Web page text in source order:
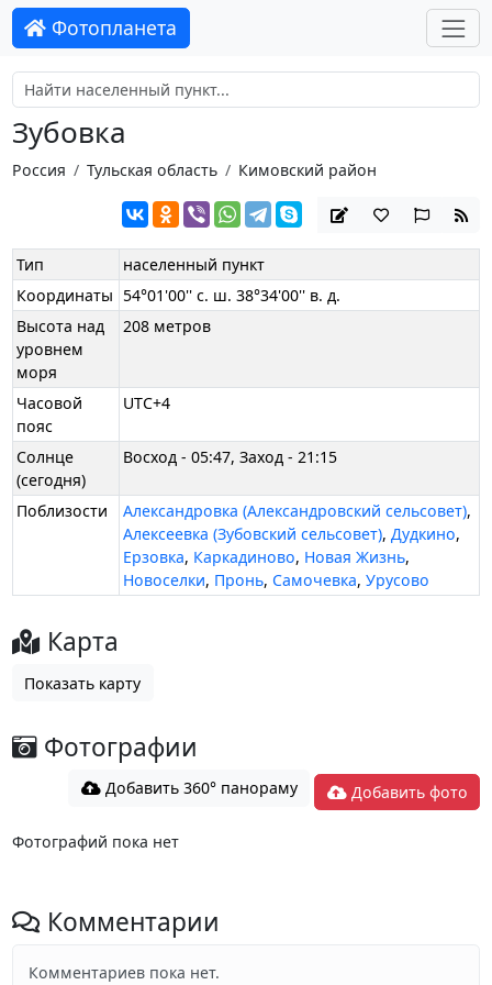
Фотопланета
Зубовка
Россия Тульская область Кимовский район
Тип
населенный пункт
Координаты 54°01'00'' с. ш. 38°34'00'' в. д.
Высота над
уровнем
моря
208 метров
Часовой
пояс
UTC+4
Солнце
(сегодня)
Восход - 05:47, Заход - 21:15
Поблизости Александровка (Александровский сельсовет),
Алексеевка (Зубовский сельсовет),Дудкино,
Ерзовка, Каркадиново, Новая Жизнь,
Новоселки, Пронь, Самочевка,Урусово
Карта
Показать карту
Фотографии
Добавить 360° панораму Добавить фото
Фотографий пока нет
Комментарии
Комментариев пока нет.